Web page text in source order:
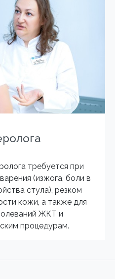
требуется при
(изжога, боли в
стула), резком
кожи, а также для
ЖКТ и
процедурам.